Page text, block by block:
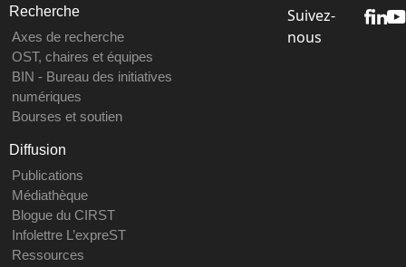
Recherche
Axes de recherche
OST, chaires et équipes
BIN - Bureau des initiatives
numériques
Bourses et soutien
Diffusion
Publications
Médiathèque
Blogue du CIRST
Infolettre L’expreST
Ressources
Suivez-
nous